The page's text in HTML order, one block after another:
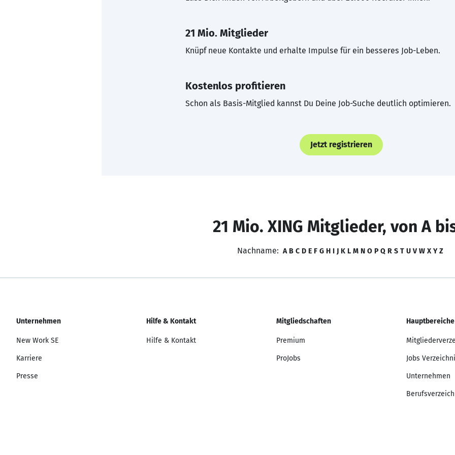
21 Mio. Mitglieder
Knüpf neue Kontakte und erhalte Impulse für ein besseres Job-Leben.
Kostenlos profitieren
Schon als Basis-Mitglied kannst Du Deine Job-Suche deutlich optimieren.
Jetzt registrieren
21 Mio. XING Mitglieder, von A
Nachname: A B C D E F G H I J K L M N O P Q R S T U V W X Y Z
Unternehmen
New Work SE
Karriere
Presse
Hilfe & Kontakt
Hilfe & Kontakt
Mitgliedschaften
Premium
ProJobs
Hauptbereiche
Jobs
Unternehmen